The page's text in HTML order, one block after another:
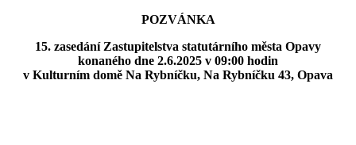
POZVÁNKA
15. zasedání Zastupitelstva statutárního města Opavy
konaného dne 2.6.2025 v 09:00 hodin
v Kulturním domě Na Rybníčku, Na Rybníčku 43, Opava